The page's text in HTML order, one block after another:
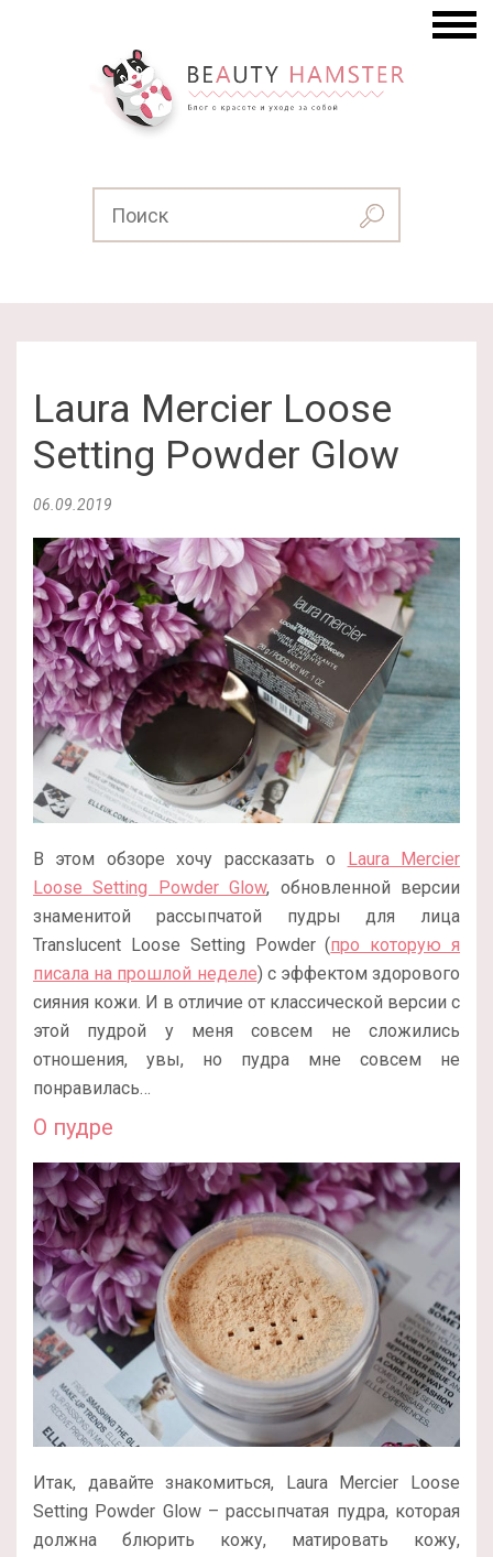
Laura Mercier Loose
Setting Powder Glow
06.09.2019
В этом обзоре хочу рассказать о Laura Mercier
Loose Setting Powder Glow, обновленной версии
знаменитой рассыпчатой пудры для лица
Translucent Loose Setting Powder (про которую я
писала на прошлой неделе) с эффектом здорового
сияния кожи. И в отличие от классической версии с
этой пудрой у меня совсем не сложились
отношения, увы, но пудра мне совсем не
понравилась…
О пудре
Итак, давайте знакомиться, Laura Mercier Loose
Setting Powder Glow – рассыпчатая пудра, которая
должна блюрить кожу, матировать кожу,